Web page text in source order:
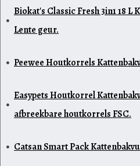
Biokat's Classic Fresh 3in1 18
Lente geur.
Peewee Houtkorrels
Easypets Houtkorrel
afbreekbare houtkorrels FSC.
Catsan Smart Pack